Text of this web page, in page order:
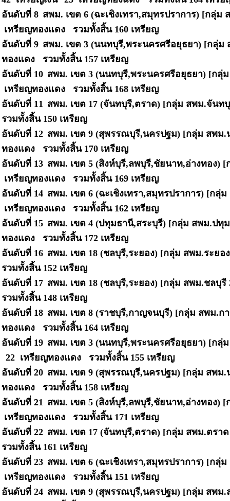
อันดับที่ 8 สพม. เขต 6 (ฉะเชิงเทรา,สมุทรปราการ) [กลุ่ม
เหรียญทองแดง รวมทั้งสิ้น 160 เหรียญ
อันดับที่ 9 สพม. เขต 3 (นนทบุรี,พระนครศรีอยุธยา) [กลุ่
ทองแดง รวมทั้งสิ้น 157 เหรียญ
อันดับที่ 10 สพม. เขต 3 (นนทบุรี,พระนครศรีอยุธยา) [กลุ่
เหรียญทองแดง รวมทั้งสิ้น 168 เหรียญ
อันดับที่ 11 สพม. เขต 17 (จันทบุรี,ตราด) [กลุ่ม สพม.จันท
รวมทั้งสิ้น 150 เหรียญ
อันดับที่ 12 สพม. เขต 9 (สุพรรณบุรี,นครปฐม) [กลุ่ม สพม
ทองแดง รวมทั้งสิ้น 170 เหรียญ
อันดับที่ 13 สพม. เขต 5 (สิงห์บุรี,ลพบุรี,ชัยนาท,อ่างทอง)
เหรียญทองแดง รวมทั้งสิ้น 169 เหรียญ
อันดับที่ 14 สพม. เขต 6 (ฉะเชิงเทรา,สมุทรปราการ) [กลุ่
เหรียญทองแดง รวมทั้งสิ้น 162 เหรียญ
อันดับที่ 15 สพม. เขต 4 (ปทุมธานี,สระบุรี) [กลุ่ม สพม.ปทุ
ทองแดง รวมทั้งสิ้น 172 เหรียญ
อันดับที่ 16 สพม. เขต 18 (ชลบุรี,ระยอง) [กลุ่ม สพม.ระยอ
รวมทั้งสิ้น 152 เหรียญ
อันดับที่ 17 สพม. เขต 18 (ชลบุรี,ระยอง) [กลุ่ม สพม.ชลบุ
รวมทั้งสิ้น 148 เหรียญ
อันดับที่ 18 สพม. เขต 8 (ราชบุรี,กาญจนบุรี) [กลุ่ม สพม.ก
ทองแดง รวมทั้งสิ้น 164 เหรียญ
อันดับที่ 19 สพม. เขต 3 (นนทบุรี,พระนครศรีอยุธยา) [กลุ่
22 เหรียญทองแดง รวมทั้งสิ้น 155 เหรียญ
อันดับที่ 20 สพม. เขต 9 (สุพรรณบุรี,นครปฐม) [กลุ่ม สพม
ทองแดง รวมทั้งสิ้น 158 เหรียญ
อันดับที่ 21 สพม. เขต 5 (สิงห์บุรี,ลพบุรี,ชัยนาท,อ่างทอง)
เหรียญทองแดง รวมทั้งสิ้น 171 เหรียญ
อันดับที่ 22 สพม. เขต 17 (จันทบุรี,ตราด) [กลุ่ม สพม.ตรา
รวมทั้งสิ้น 161 เหรียญ
อันดับที่ 23 สพม. เขต 6 (ฉะเชิงเทรา,สมุทรปราการ) [กลุ่
เหรียญทองแดง รวมทั้งสิ้น 151 เหรียญ
อันดับที่ 24 สพม. เขต 9 (สุพรรณบุรี,นครปฐม) [กลุ่ม สพม